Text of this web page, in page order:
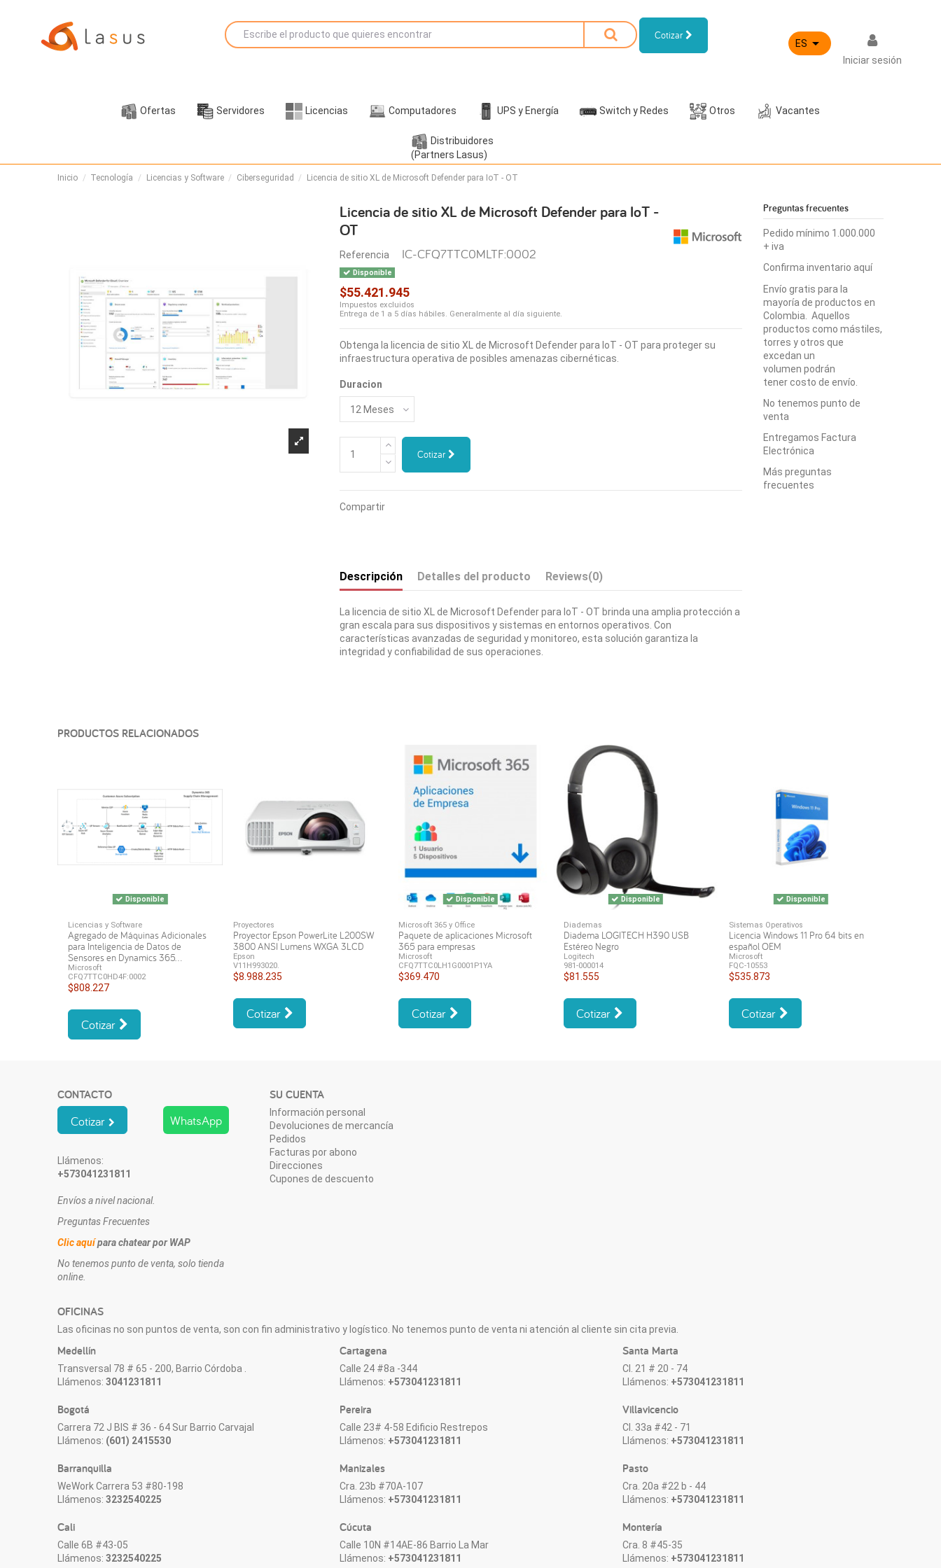
Cotizar
ES 
Iniciar sesión
Ofertas Servidores Licencias Computadores UPS y Energía Switch y Redes Otros Vacantes
Distribuidores
(Partners Lasus)
Inicio Tecnología Licencias y Software Ciberseguridad Licencia de sitio XL de Microsoft Defender para IoT - OT
Licencia de sitio XL de Microsoft Defender para IoT -
OT
Referencia IC-CFQ7TTC0MLTF:0002
Disponible
$55.421.945
Impuestos excluidos
Entrega de 1 a 5 días hábiles. Generalmente al día siguiente.
Obtenga la licencia de sitio XL de Microsoft Defender para IoT - OT para proteger su
infraestructura operativa de posibles amenazas cibernéticas.
Duracion
Cotizar
Compartir
Descripción Detalles del producto Reviews(0)
La licencia de sitio XL de Microsoft Defender para IoT - OT brinda una amplia protección a
gran escala para sus dispositivos y sistemas en entornos operativos. Con
características avanzadas de seguridad y monitoreo, esta solución garantiza la
integridad y confiabilidad de sus operaciones.
Preguntas frecuentes
Pedido mínimo 1.000.000
+ iva
Confirma inventario aquí
Envío gratis para la
mayoría de productos en
Colombia. Aquellos
productos como mástiles,
torres y otros que
excedan un
volumen podrán
tener costo de envío.
No tenemos punto de
venta
Entregamos Factura
Electrónica
Más preguntas
frecuentes
PRODUCTOS RELACIONADOS
Disponible
Licencias y Software
Agregado de Máquinas Adicionales
para Inteligencia de Datos de
Sensores en Dynamics 365...
Microsoft
CFQ7TTC0HD4F:0002
$808.227
Cotizar
Proyectores
Proyector Epson PowerLite L200SW
3800 ANSI Lumens WXGA 3LCD
Epson
V11H993020.
$8.988.235
Cotizar
Disponible
Microsoft 365 y Office
Paquete de aplicaciones Microsoft
365 para empresas
Microsoft
CFQ7TTC0LH1G0001P1YA
$369.470
Cotizar
Disponible
Diademas
Diadema LOGITECH H390 USB
Estéreo Negro
Logitech
981-000014
$81.555
Cotizar
Disponible
Sistemas Operativos
Licencia Windows 11 Pro 64 bits en
español OEM
Microsoft
FQC-10553
$535.873
Cotizar
CONTACTO
Cotizar
Llámenos:
+573041231811
WhatsApp
Envíos a nivel nacional.
Preguntas Frecuentes
Clic aquípara chatear por WAP
No tenemos punto de venta, solo tienda
online.
OFICINAS
Las oficinas no son puntos de venta, son con fin administrativo y logístico. No tenemos punto de venta ni atención al cliente sin cita previa.
Medellín
Transversal 78 # 65 - 200, Barrio Córdoba .
Llámenos:3041231811
Bogotá
Carrera 72 J BIS # 36 - 64 Sur Barrio Carvajal
Llámenos: (601) 2415530
Barranquilla
WeWork Carrera 53 #80-198
Llámenos:3232540225
Cali
Calle 6B #43-05
Llámenos:3232540225
Cartagena
Calle 24 #8a -344
Llámenos: +573041231811
Pereira
Calle 23# 4-58 Edificio Restrepos
Llámenos: +573041231811
Manizales
Cra. 23b #70A-107
Llámenos: +573041231811
Cúcuta
Calle 10N #14AE-86 Barrio La Mar
Llámenos: +573041231811
Santa Marta
Cl. 21 # 20 - 74
Llámenos: +573041231811
Villavicencio
Cl. 33a #42 - 71
Llámenos: +573041231811
Pasto
Cra. 20a #22 b - 44
Llámenos: +573041231811
Montería
Cra. 8 #45-35
Llámenos: +573041231811
SU CUENTA
Información personal
Devoluciones de mercancía
Pedidos
Facturas por abono
Direcciones
Cupones de descuento